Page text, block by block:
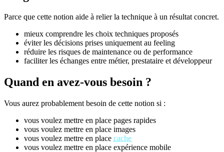
Parce que cette notion aide à relier la technique à un résultat concret.
mieux comprendre les choix techniques proposés
éviter les décisions prises uniquement au feeling
réduire les risques de maintenance ou de performance
faciliter les échanges entre métier, prestataire et développeur
Quand en avez-vous besoin ?
Vous aurez probablement besoin de cette notion si :
vous voulez mettre en place pages rapides
vous voulez mettre en place images
vous voulez mettre en place cache
vous voulez mettre en place expérience mobile